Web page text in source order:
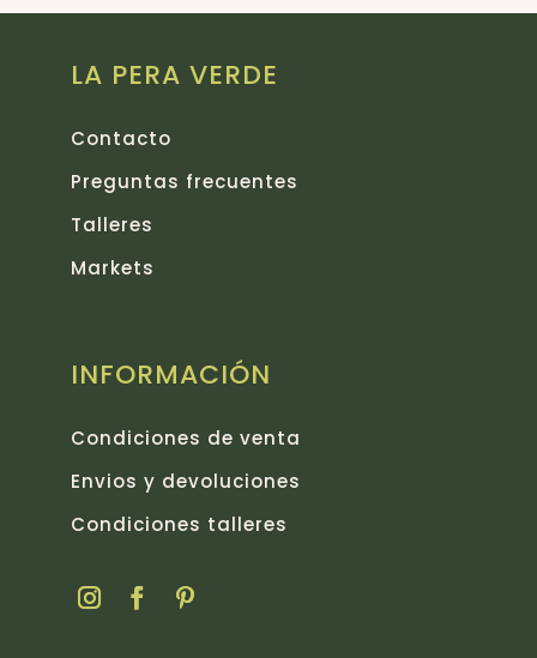
LA PERA VERDE
Contacto
Preguntas frecuentes
Talleres
Markets
INFORMACIÓN
Condiciones de venta
Envios y devoluciones
Condiciones talleres